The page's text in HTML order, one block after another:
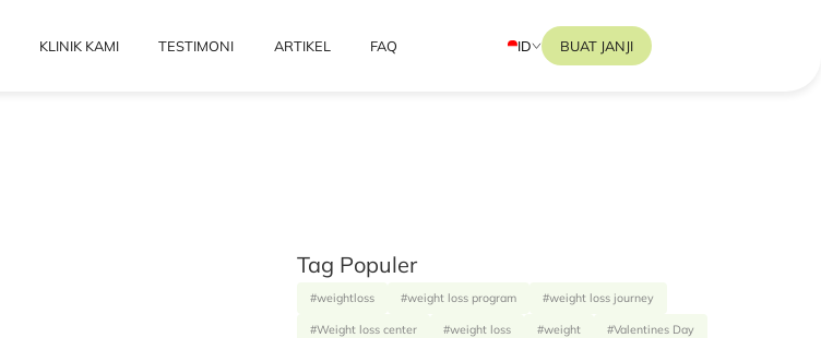
KLINIK KAMI TESTIMONI ARTIKEL FAQ ID BUAT JANJI
Tag Populer
#weightloss #weight loss program #weight loss journey
#Weight loss center #weight loss #weight #Valentines Day